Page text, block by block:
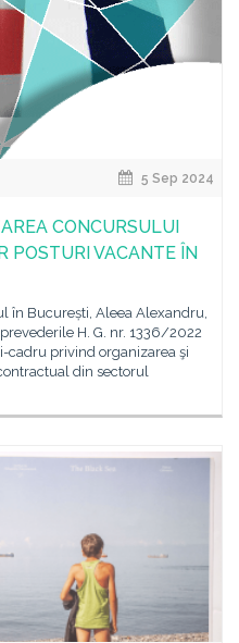
5 Sep 2024
CONCURSULUI
POSTURI VACANTE ÎN
în București, Aleea Alexandru,
H. G. nr. 1336/2022
privind organizarea şi
din sectorul